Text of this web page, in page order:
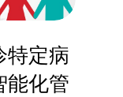
特定病
能化管